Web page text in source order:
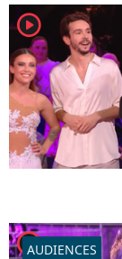
player2
player2AUDIENCES